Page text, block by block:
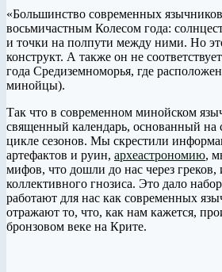
«Большинство современных
восьмичастным Колесом года:
и точки на полпути между ними. Но
конструкт. А также он не
года Средиземноморья, где
минойцы).
Так что в современном минойском
священный календарь, основанный на
цикле сезонов. Мы скрестили
артефактов и руин, археастрономию,
мифов, что дошли до нас через греков,
коллективного гнозиса. Это дало
работают для нас как современных
отражают то, что, как нам кажется,
бронзовом веке на Крите.